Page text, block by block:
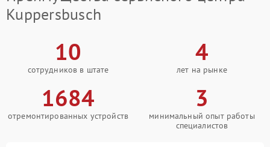
Kuppersbusch
10
сотрудников в штате
4
лет на рынке
1684
отремонтированных устройств
3
минимальный опыт работы
специалистов